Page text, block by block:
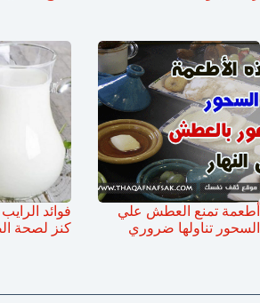
أطعمة تمنع العطش علي
السحور تناولها ضروري
فوائد
كنز لصحة